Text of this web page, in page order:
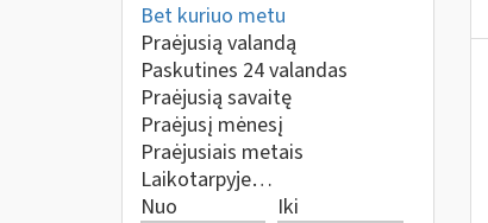
Bet kuriuo metu
Praėjusią valandą
Paskutines 24 valandas
Praėjusią savaitę
Praėjusį mėnesį
Praėjusiais metais
Laikotarpyje…
Nuo
Iki